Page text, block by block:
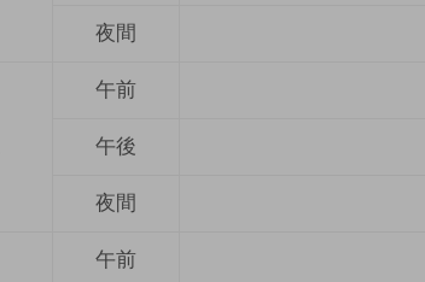
夜間
午前
午後
夜間
午前